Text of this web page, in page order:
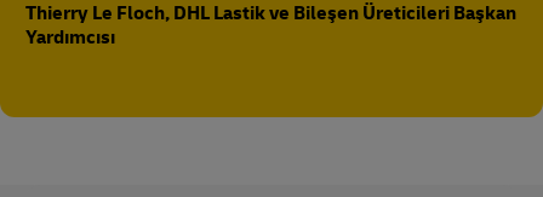
Thierry Le Floch, DHL Lastik ve Bileşen Üreticileri Başkan
Yardımcısı